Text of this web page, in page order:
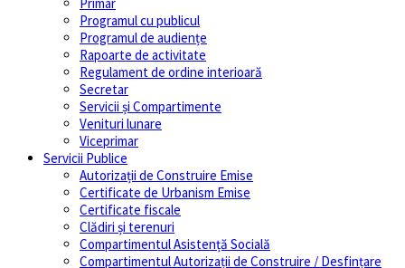
Programul cu publicul
Programul de audiențe
Rapoarte de activitate
Regulament de ordine interioară
Secretar
Servicii și Compartimente
Venituri lunare
Viceprimar
Servicii Publice
Autorizații de Construire Emise
Certificate de Urbanism Emise
Certificate fiscale
Clădiri și terenuri
Compartimentul Asistență Socială
Compartimentul Autorizații de Construire / Desfințare